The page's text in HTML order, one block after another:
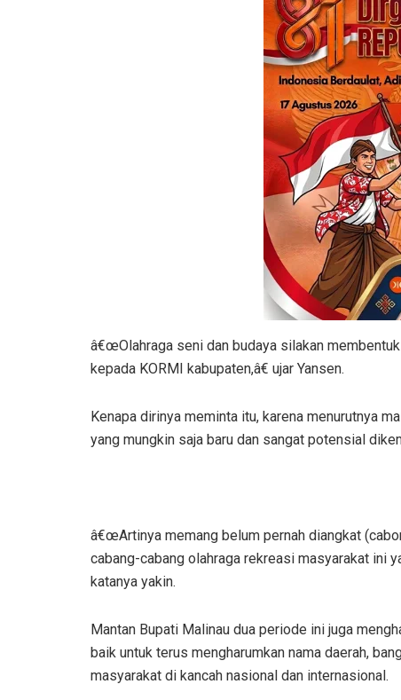
â€œOlahraga seni dan budaya silakan
kepada KORMI kabupaten,â€ ujar Yansen.
Kenapa dirinya meminta itu, karena menurutnya
yang mungkin saja baru dan sangat potensial
â€œArtinya memang belum pernah diangkat
cabang-cabang olahraga rekreasi masyarakat ini
katanya yakin.
Mantan Bupati Malinau dua periode ini juga
baik untuk terus mengharumkan nama daerah,
masyarakat di kancah nasional dan internasional.